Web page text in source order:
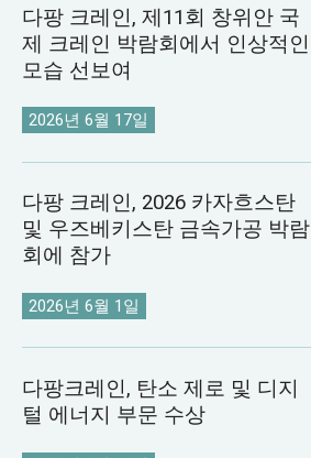
다팡 크레인, 제11회 창위안 국
제 크레인 박람회에서 인상적인
모습 선보여
2026년 6월 17일
다팡 크레인, 2026 카자흐스탄
및 우즈베키스탄 금속가공 박람
회에 참가
2026년 6월 1일
다팡크레인, 탄소 제로 및 디지
털 에너지 부문 수상